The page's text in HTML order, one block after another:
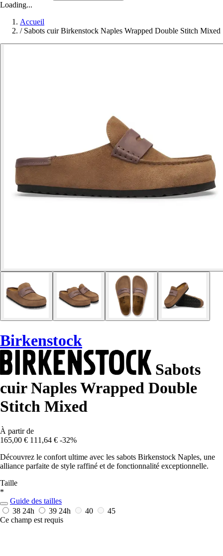
Loading...
Accueil
/ Sabots cuir Birkenstock Naples Wrapped Double Stitch Mixed
Birkenstock
Sabots
cuir Naples Wrapped Double
Stitch Mixed
À partir de
165,00 € 111,64 € -32%
Découvrez le confort ultime avec les sabots Birkenstock Naples, une
alliance parfaite de style raffiné et de fonctionnalité exceptionnelle.
Taille
*
Guide des tailles
38 24h 39 24h 40
45
Ce champ est requis